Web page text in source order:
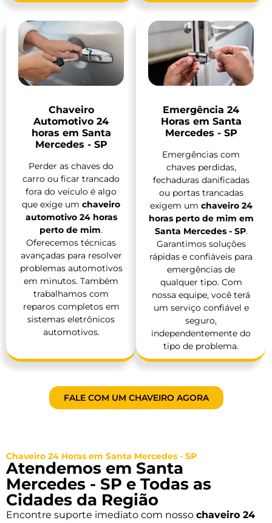
Chaveiro
Automotivo 24
horas em Santa
Mercedes - SP
Perder as chaves do
carro ou ficar trancado
fora do veículo é algo
que exige um chaveiro
automotivo 24 horas
perto de mim.
Oferecemos técnicas
avançadas para resolver
problemas automotivos
em minutos. Também
trabalhamos com
reparos completos em
sistemas eletrônicos
automotivos.
Emergência 24
Horas em Santa
Mercedes - SP
Emergências com
chaves perdidas,
fechaduras danificadas
ou portas trancadas
exigem um chaveiro 24
horas perto de mim em
Santa Mercedes - SP.
Garantimos soluções
rápidas e confiáveis para
emergências de
qualquer tipo. Com
nossa equipe, você terá
um serviço confiável e
seguro,
independentemente do
tipo de problema.
FALE COM UM CHAVEIRO AGORA
Chaveiro 24 Horas em Santa Mercedes - SP
Atendemos em Santa
Mercedes - SP e Todas as
Cidades da Região
Encontre suporte imediato com nosso chaveiro 24